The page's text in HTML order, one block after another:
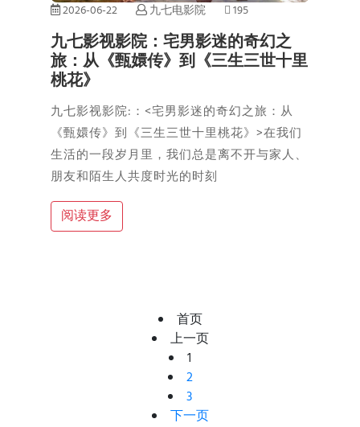
2026-06-22 九七电影院 195
九七影视影院：宅男影迷的奇幻之
旅：从《甄嬛传》到《三生三世十里
桃花》
九七影视影院:：<宅男影迷的奇幻之旅：从
《甄嬛传》到《三生三世十里桃花》>在我们
生活的一段岁月里，我们总是离不开与家人、
朋友和陌生人共度时光的时刻
阅读更多
首页
上一页
1
2
3
下一页